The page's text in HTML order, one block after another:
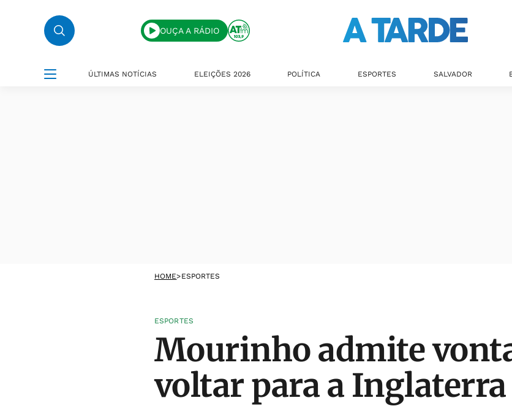
OUÇA A RÁDIO
ÚLTIMAS NOTÍCIAS ELEIÇÕES 2026 POLÍTICA ESPORTES SALVADOR
HOME>ESPORTES
ESPORTES
Mourinho admite
voltar para a Inglaterra